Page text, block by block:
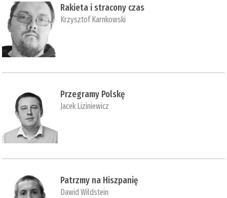
Rakieta i stracony czas
Krzysztof Karnkowski
Przegramy Polskę
Jacek Liziniewicz
Patrzmy na Hiszpanię
Dawid Wildstein